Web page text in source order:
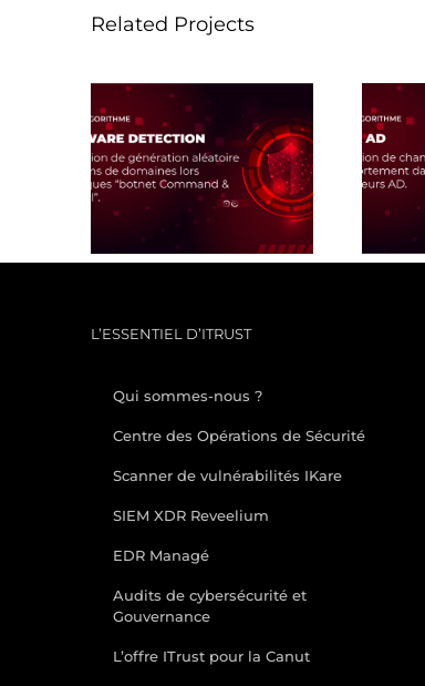
Related Projects
Fiche Algo UEBA AD
USER ANOMALY
DETECTION
L’ESSENTIEL D’ITRUST
Qui sommes-nous ?
Centre des Opérations de Sécurité
Scanner de vulnérabilités IKare
SIEM XDR Reveelium
EDR Managé
Audits de cybersécurité et
Gouvernance
L’offre ITrust pour la Canut